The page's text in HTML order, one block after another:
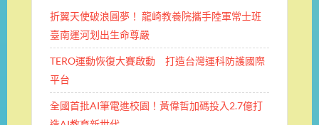
折翼天使破浪圓夢！ 龍崎教養院攜手陸軍常士班 ​
臺南運河划出生命尊嚴
TERO運動恢復大賽啟動 打造台灣運科防護國際
平台
全國首批AI筆電進校園！黃偉哲加碼投入2.7億打